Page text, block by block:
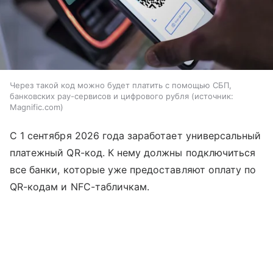
Через такой код можно будет платить с помощью СБП,
банковских pay-сервисов и цифрового рубля
источник:
Magnific.com
С 1 сентября 2026 года заработает универсальный
платежный QR-код. К нему должны подключиться
все банки, которые уже предоставляют оплату по
QR-кодам и NFC-табличкам.